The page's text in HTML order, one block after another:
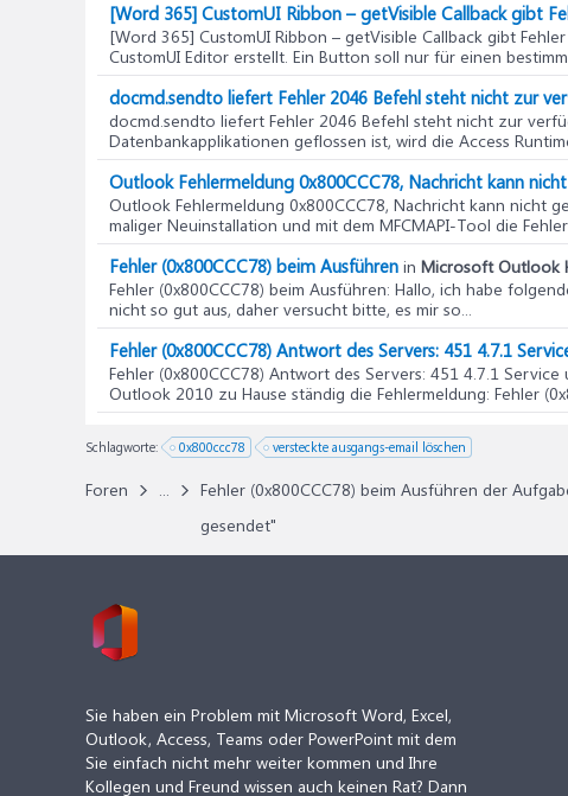
Starte das
Navigiere zum
Wähle die
Lesebestätigungen
Um zukünftige
Gehe zu
Scrolle
[Word 365] CustomUI Ribbon – getVisible Callback gibt
[Word 365] CustomUI Ribbon – getVisible Callback gibt
CustomUI Editor erstellt. Ein Button soll nur für einen
docmd.sendto liefert Fehler 2046 Befehl steht nicht zur
docmd.sendto liefert Fehler 2046 Befehl steht nicht zur
Datenbankapplikationen geflossen ist, wird die Access
Outlook Fehlermeldung 0x800CCC78, Nachricht kann
Outlook Fehlermeldung 0x800CCC78, Nachricht kann nicht
maliger Neuinstallation und mit dem MFCMAPI-Tool die
Fehler (0x800CCC78) beim Ausführen in Microsoft Outlook
Fehler (0x800CCC78) beim Ausführen: Hallo, ich habe
nicht so gut aus, daher versucht bitte, es mir so...
Fehler (0x800CCC78) Antwort des Servers: 451 4.7.1
Fehler (0x800CCC78) Antwort des Servers: 451 4.7.1 Service
Outlook 2010 zu Hause ständig die Fehlermeldung: Fehler
Schlagworte: 0x800ccc78 versteckte ausgangs-email löschen
Foren ...
Fehler (0x800CCC78) beim Ausführen der
gesendet"
Sie haben ein Problem mit Microsoft Word, Excel,
Outlook, Access, Teams oder PowerPoint mit dem
Sie einfach nicht mehr weiter kommen und Ihre
Kollegen und Freund wissen auch keinen Rat? Dann